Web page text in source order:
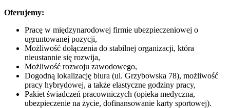
Oferujemy:
Pracę w międzynarodowej firmie ubezpieczeniowej o
ugruntowanej pozycji,
Możliwość dołączenia do stabilnej organizacji, która
nieustannie się rozwija,
Możliwość rozwoju zawodowego,
Dogodną lokalizację biura (ul. Grzybowska 78), możliwość
pracy hybrydowej, a także elastyczne godziny pracy,
Pakiet świadczeń pracowniczych (opieka medyczna,
ubezpieczenie na życie, dofinansowanie karty sportowej).